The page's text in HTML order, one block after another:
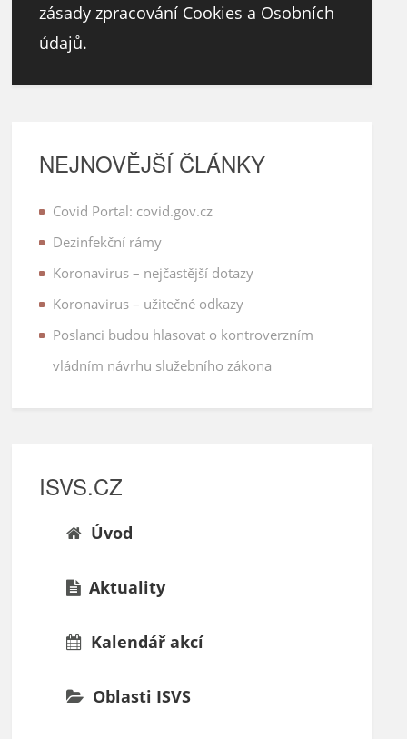
zásady zpracování Cookies a Osobních
údajů.
NEJNOVĚJŠÍ ČLÁNKY
Covid Portal: covid.gov.cz
Dezinfekční rámy
Koronavirus – nejčastější dotazy
Koronavirus – užitečné odkazy
Poslanci budou hlasovat o kontroverzním
vládním návrhu služebního zákona
ISVS.CZ
Úvod
Aktuality
Kalendář akcí
Oblasti ISVS